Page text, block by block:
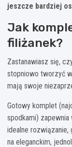
jeszcze bardziej
Jak
filiżanek?
Zastanawiasz się,
stopniowo tworzyć
mają swoje
Gotowy komplet
spodkami) zapewnia
idealne rozwiązanie,
na eleganckim,